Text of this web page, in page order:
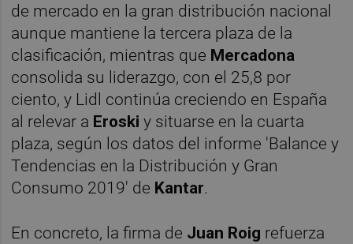
de mercado en la gran distribución nacional
aunque mantiene la tercera plaza de la
clasificación, mientras que Mercadona
consolida su liderazgo, con el 25,8 por
ciento, y Lidl continúa creciendo en España
al relevar a Eroski y situarse en la cuarta
plaza, según los datos del informe 'Balance y
Tendencias en la Distribución y Gran
Consumo 2019' de Kantar.
En concreto, la firma de Juan Roig refuerza